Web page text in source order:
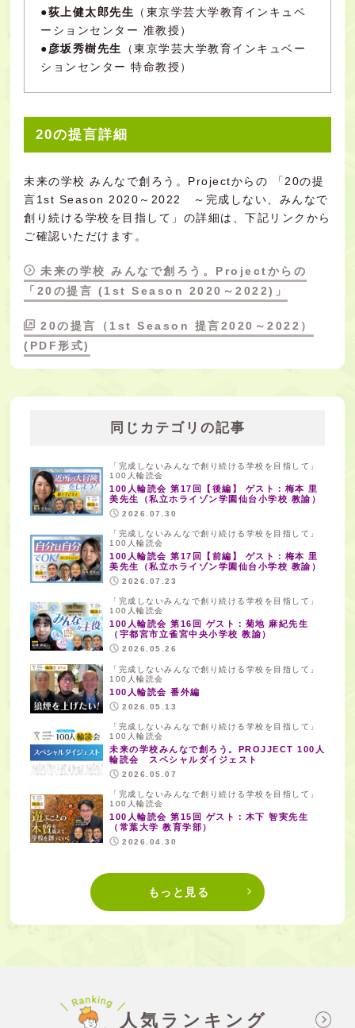
●荻上健太郎先生 （東京学芸大学教育インキュベ
ーションセンター 准教授）
●彦坂秀樹先生 （東京学芸大学教育インキュベー
ションセンター 特命教授）
20の提言詳細
未来の学校 みんなで創ろう。Projectからの 「20の提
言1st Season 2020～2022 ～完成しない、みんなで
創り続ける学校を目指して」の詳細は、下記リンクから
ご確認いただけます。
未来の学校 みんなで創ろう。Projectからの
「20の提言 (1st Season 2020～2022)」
20の提言（1st Season 提言2020～2022）
(PDF形式)
同じカテゴリの記事
「完成しないみんなで創り続ける学校を目指して」
100人輪読会
100人輪読会 第17回【後編】 ゲスト：梅本 里
美先生（私立ホライゾン学園仙台小学校 教諭）
2026.07.30
「完成しないみんなで創り続ける学校を目指して」
100人輪読会
100人輪読会 第17回【前編】 ゲスト：梅本 里
美先生（私立ホライゾン学園仙台小学校 教諭）
2026.07.23
「完成しないみんなで創り続ける学校を目指して」
100人輪読会
100人輪読会 第16回 ゲスト：菊地 麻紀先生
（宇都宮市立雀宮中央小学校 教諭）
2026.05.26
「完成しないみんなで創り続ける学校を目指して」
100人輪読会
100人輪読会 番外編
2026.05.13
「完成しないみんなで創り続ける学校を目指して」
100人輪読会
未来の学校みんなで創ろう。PROJJECT 100人
輪読会 スペシャルダイジェスト
2026.05.07
「完成しないみんなで創り続ける学校を目指して」
100人輪読会
100人輪読会 第15回 ゲスト：木下 智実先生
（常葉大学 教育学部）
2026.04.30
もっと見る
人気ランキング